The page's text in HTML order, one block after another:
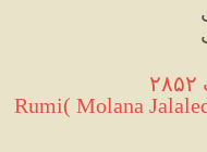
Rumi( Molana